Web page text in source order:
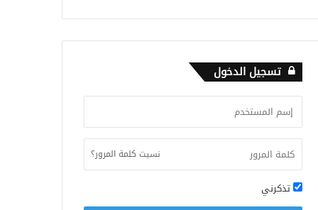
تسجيل الدخول
نسيت كلمة المرور؟
تذكرني